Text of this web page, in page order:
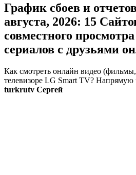
График сбоев и
августа, 2026: 15
совместного
сериалов с друзьями
Как смотреть онлайн видео
телевизоре LG Smart TV? Напрямую
turkrutv Сергей